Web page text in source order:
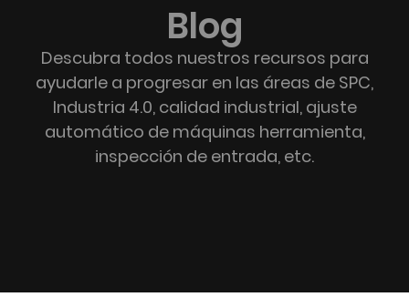
Blog
Descubra todos nuestros recursos para
ayudarle a progresar en las áreas de SPC,
Industria 4.0, calidad industrial, ajuste
automático de máquinas herramienta,
inspección de entrada, etc.